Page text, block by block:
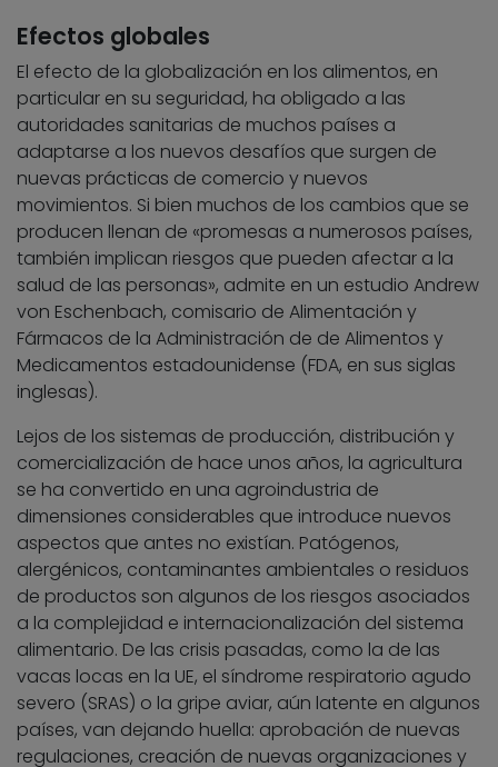
Efectos globales
El efecto de la globalización en los alimentos, en
particular en su seguridad, ha obligado a las
autoridades sanitarias de muchos países a
adaptarse a los nuevos desafíos que surgen de
nuevas prácticas de comercio y nuevos
movimientos. Si bien muchos de los cambios que se
producen llenan de «promesas a numerosos países,
también implican riesgos que pueden afectar a la
salud de las personas», admite en un estudio Andrew
von Eschenbach, comisario de Alimentación y
Fármacos de la Administración de de Alimentos y
Medicamentos estadounidense (FDA, en sus siglas
inglesas).
Lejos de los sistemas de producción, distribución y
comercialización de hace unos años, la agricultura
se ha convertido en una agroindustria de
dimensiones considerables que introduce nuevos
aspectos que antes no existían. Patógenos,
alergénicos, contaminantes ambientales o residuos
de productos son algunos de los riesgos asociados
a la complejidad e internacionalización del sistema
alimentario. De las crisis pasadas, como la de las
vacas locas en la UE, el síndrome respiratorio agudo
severo (SRAS) o la gripe aviar, aún latente en algunos
países, van dejando huella: aprobación de nuevas
regulaciones, creación de nuevas organizaciones y